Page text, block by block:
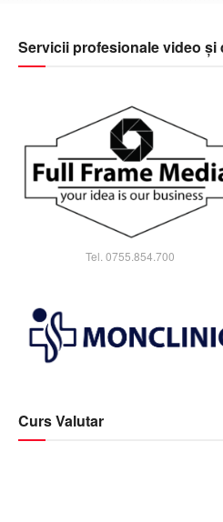
Servicii profesionale video și
Tel. 0755.854.700
Curs Valutar